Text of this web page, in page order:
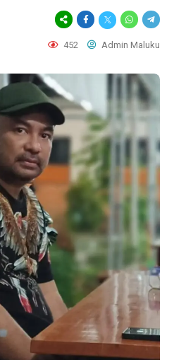
452 Admin Maluku